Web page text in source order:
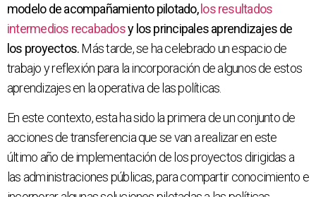
modelo de acompañamiento pilotado,los resultados
intermedios recabadosy los principales aprendizajes de
los proyectos.Más tarde, se ha celebrado un espacio de
trabajo y reflexión para la incorporación de algunos de estos
aprendizajes en la operativa de las políticas.
En este contexto, esta ha sido la primera de un conjunto de
acciones de transferencia que se van a realizar en este
último año de implementación de los proyectos dirigidas a
las administraciones públicas, para compartir conocimiento e